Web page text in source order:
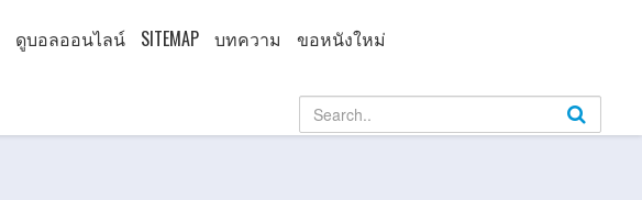
ดูบอลออนไลน์ SITEMAP บทความ ขอหนังใหม่